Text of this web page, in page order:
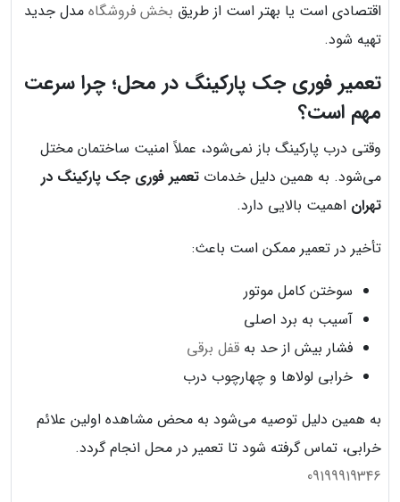
اقتصادی است یا بهتر است از طریق بخش فروشگاه مدل جدید
تهیه شود.
تعمیر فوری جک پارکینگ در محل؛ چرا سرعت
مهم است؟
وقتی درب پارکینگ باز نمی‌شود، عملاً امنیت ساختمان مختل
می‌شود. به همین دلیل خدمات تعمیر فوری جک پارکینگ در
تهران اهمیت بالایی دارد.
تأخیر در تعمیر ممکن است باعث:
سوختن کامل موتور
آسیب به برد اصلی
فشار بیش از حد به قفل برقی
خرابی لولاها و چهارچوب درب
به همین دلیل توصیه می‌شود به محض مشاهده اولین علائم
خرابی، تماس گرفته شود تا تعمیر در محل انجام گردد.
09199919346